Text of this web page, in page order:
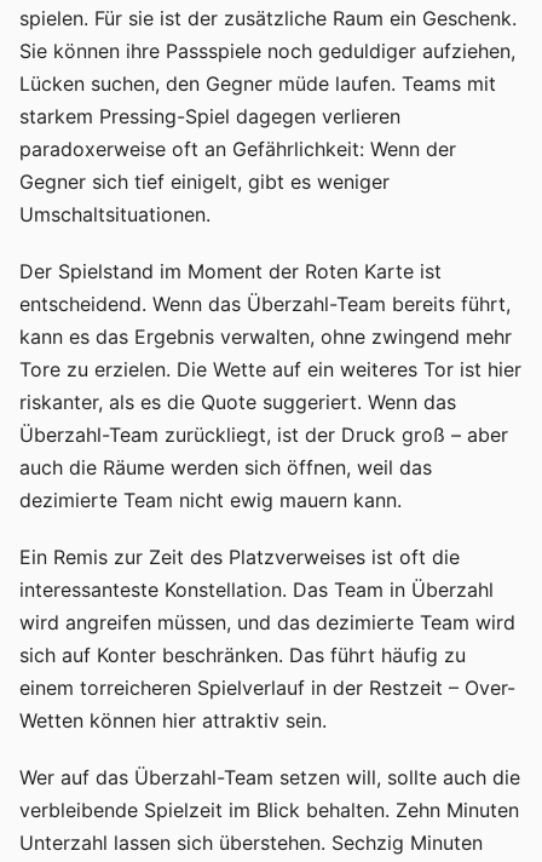
spielen. Für sie ist der zusätzliche Raum ein Geschenk.
Sie können ihre Passspiele noch geduldiger aufziehen,
Lücken suchen, den Gegner müde laufen. Teams mit
starkem Pressing-Spiel dagegen verlieren
paradoxerweise oft an Gefährlichkeit: Wenn der
Gegner sich tief einigelt, gibt es weniger
Umschaltsituationen.
Der Spielstand im Moment der Roten Karte ist
entscheidend. Wenn das Überzahl-Team bereits führt,
kann es das Ergebnis verwalten, ohne zwingend mehr
Tore zu erzielen. Die Wette auf ein weiteres Tor ist hier
riskanter, als es die Quote suggeriert. Wenn das
Überzahl-Team zurückliegt, ist der Druck groß – aber
auch die Räume werden sich öffnen, weil das
dezimierte Team nicht ewig mauern kann.
Ein Remis zur Zeit des Platzverweises ist oft die
interessanteste Konstellation. Das Team in Überzahl
wird angreifen müssen, und das dezimierte Team wird
sich auf Konter beschränken. Das führt häufig zu
einem torreicheren Spielverlauf in der Restzeit – Over-
Wetten können hier attraktiv sein.
Wer auf das Überzahl-Team setzen will, sollte auch die
verbleibende Spielzeit im Blick behalten. Zehn Minuten
Unterzahl lassen sich überstehen. Sechzig Minuten